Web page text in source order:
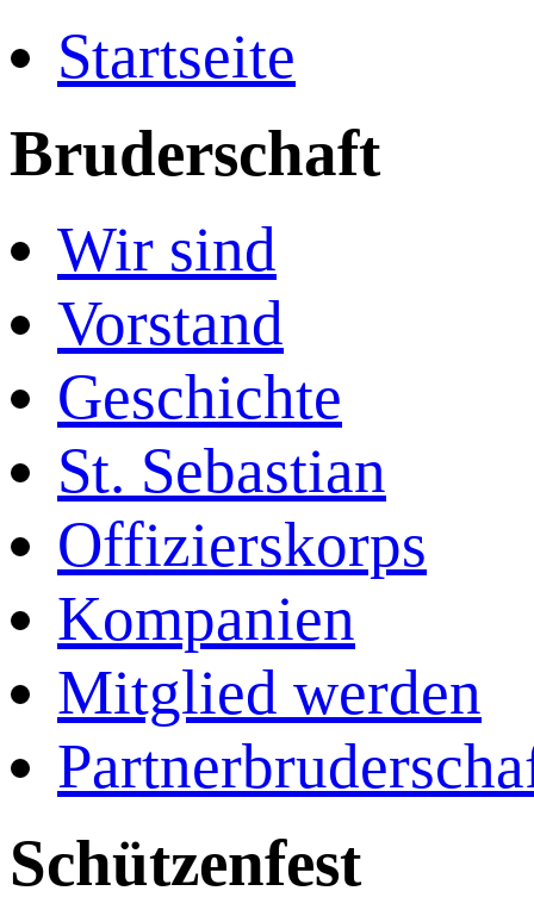
Startseite
Bruderschaft
Wir sind
Vorstand
Geschichte
St. Sebastian
Offizierskorps
Kompanien
Mitglied werden
Schützenfest